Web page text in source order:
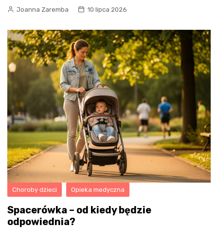
Joanna Zaremba 10 lipca 2026
Choroby dzieci Opieka medyczna
Spacerówka – od kiedy będzie
odpowiednia?